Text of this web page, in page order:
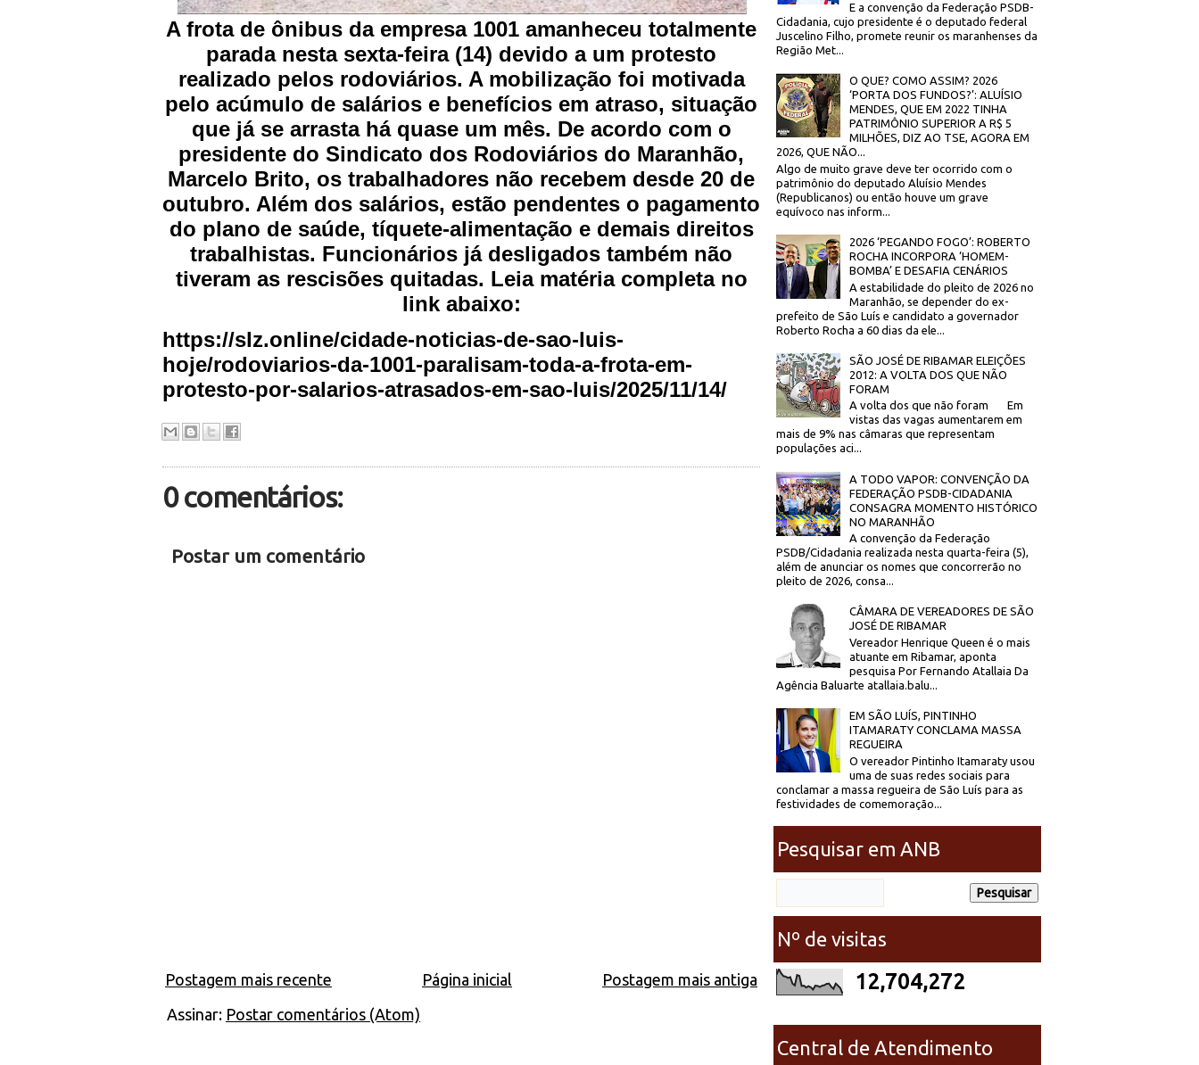
A frota de ônibus da empresa 1001 amanheceu totalmente
parada nesta sexta-feira (14) devido a um protesto
realizado pelos rodoviários. A mobilização foi motivada
pelo acúmulo de salários e benefícios em atraso, situação
que já se arrasta há quase um mês. De acordo com o
presidente do Sindicato dos Rodoviários do Maranhão,
Marcelo Brito, os trabalhadores não recebem desde 20 de
outubro. Além dos salários, estão pendentes o pagamento
do plano de saúde, tíquete-alimentação e demais direitos
trabalhistas. Funcionários já desligados também não
tiveram as rescisões quitadas. Leia matéria completa no
link abaixo:
https://slz.online/cidade-noticias-de-sao-luis-
hoje/rodoviarios-da-1001-paralisam-toda-a-frota-em-
protesto-por-salarios-atrasados-em-sao-luis/2025/11/14/
0 comentários:
Postar um comentário
Postagem mais recente Postagem mais antiga
Página inicial
Assinar: Postar comentários (Atom)
E a convenção da Federação PSDB-
Cidadania, cujo presidente é o deputado federal
Juscelino Filho, promete reunir os maranhenses da
Região Met...
O QUE? COMO ASSIM? 2026
‘PORTA DOS FUNDOS?’: ALUÍSIO
MENDES, QUE EM 2022 TINHA
PATRIMÔNIO SUPERIOR A R$ 5
MILHÕES, DIZ AO TSE, AGORA EM
2026, QUE NÃO...
Algo de muito grave deve ter ocorrido com o
patrimônio do deputado Aluísio Mendes
(Republicanos) ou então houve um grave
equívoco nas inform...
2026 ‘PEGANDO FOGO’: ROBERTO
ROCHA INCORPORA ‘HOMEM-
BOMBA’ E DESAFIA CENÁRIOS
A estabilidade do pleito de 2026 no
Maranhão, se depender do ex-
prefeito de São Luís e candidato a governador
Roberto Rocha a 60 dias da ele...
SÃO JOSÉ DE RIBAMAR ELEIÇÕES
2012: A VOLTA DOS QUE NÃO
FORAM
A volta dos que não foram Em
vistas das vagas aumentarem em
mais de 9% nas câmaras que representam
populações aci...
A TODO VAPOR: CONVENÇÃO DA
FEDERAÇÃO PSDB-CIDADANIA
CONSAGRA MOMENTO HISTÓRICO
NO MARANHÃO
A convenção da Federação
PSDB/Cidadania realizada nesta quarta-feira (5),
além de anunciar os nomes que concorrerão no
pleito de 2026, consa...
CÂMARA DE VEREADORES DE SÃO
JOSÉ DE RIBAMAR
Vereador Henrique Queen é o mais
atuante em Ribamar, aponta
pesquisa Por Fernando Atallaia Da
Agência Baluarte atallaia.balu...
EM SÃO LUÍS, PINTINHO
ITAMARATY CONCLAMA MASSA
REGUEIRA
O vereador Pintinho Itamaraty usou
uma de suas redes sociais para
conclamar a massa regueira de São Luís para as
festividades de comemoração...
Pesquisar em ANB
Nº de visitas
12,704,272
Central de Atendimento